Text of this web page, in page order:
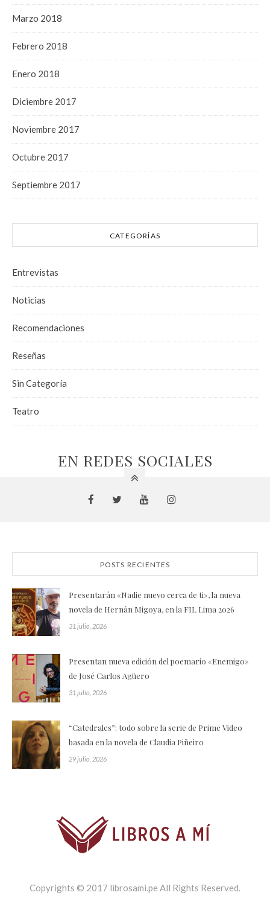
Marzo 2018
Febrero 2018
Enero 2018
Diciembre 2017
Noviembre 2017
Octubre 2017
Septiembre 2017
CATEGORÍAS
Entrevistas
Noticias
Recomendaciones
Reseñas
Sin Categoría
Teatro
EN REDES SOCIALES
POSTS RECIENTES
Presentarán «Nadie nuevo cerca de ti», la nueva
novela de Hernán Migoya, en la FIL Lima 2026
31 julio, 2026
Presentan nueva edición del poemario «Enemigo»
de José Carlos Agüero
31 julio, 2026
“Catedrales”: todo sobre la serie de Prime Video
basada en la novela de Claudia Piñeiro
29 julio, 2026
Copyrights © 2017 librosami.pe All Rights Reserved.